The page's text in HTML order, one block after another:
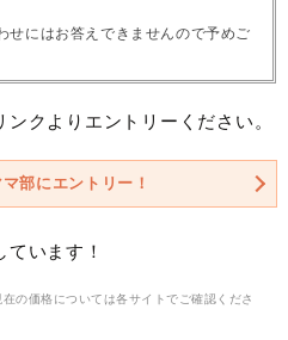
せにはお答えできませんので予めご
クよりエントリーください。
部にエントリー！
います！
の価格については各サイトでご確認くださ